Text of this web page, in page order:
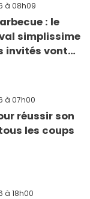
à 08h09
: le
simplissime
invités vont
à 07h00
réussir son
les coups
à 18h00